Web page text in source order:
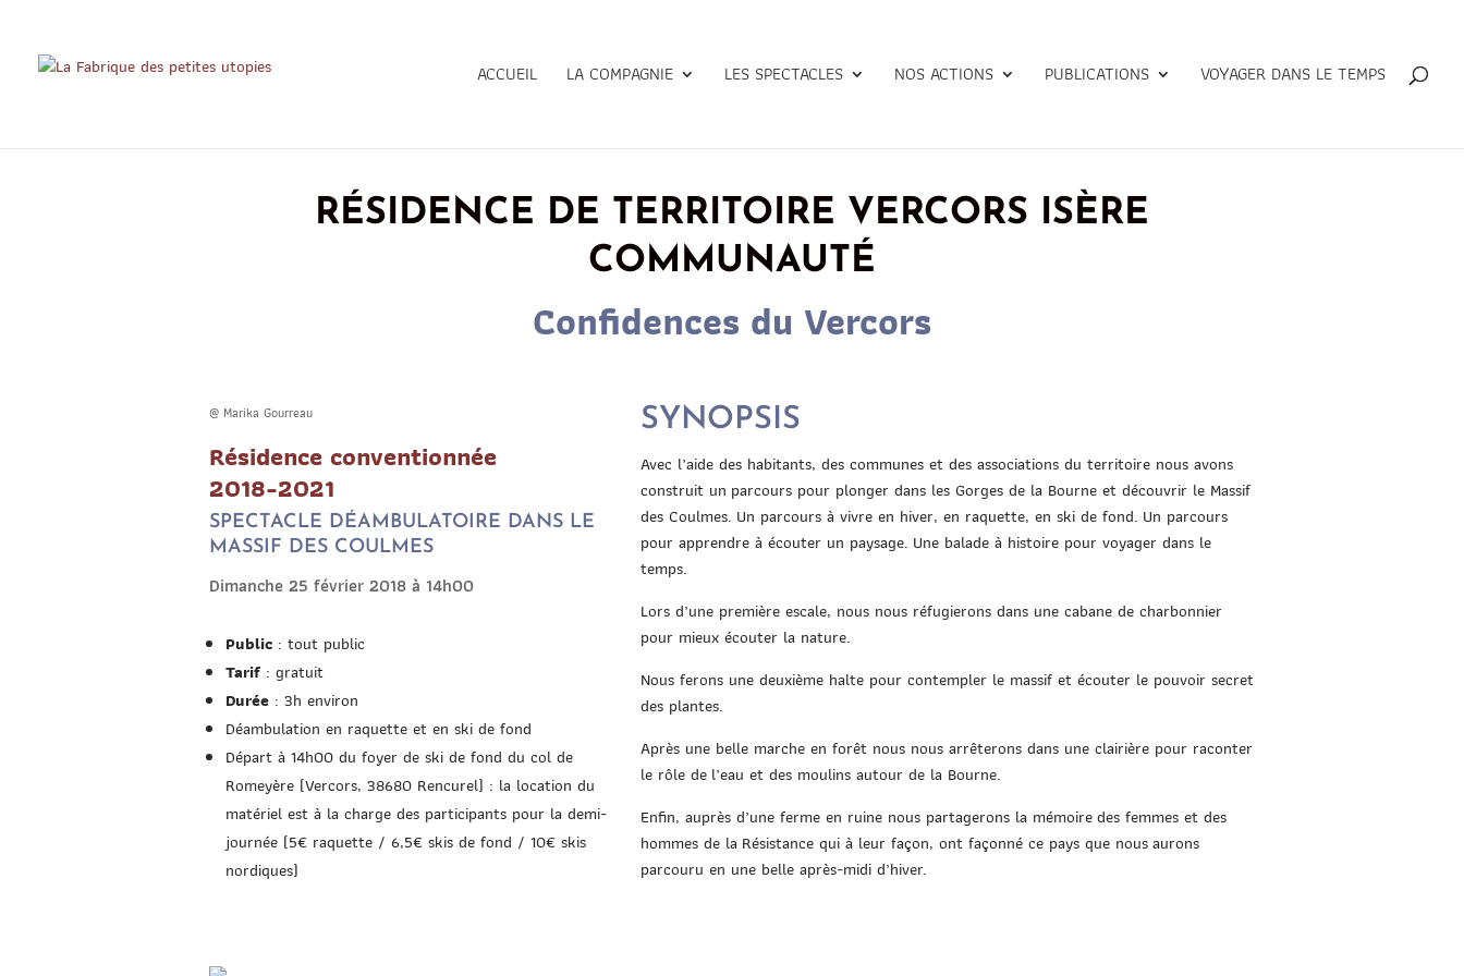
ACCUEIL LA COMPAGNIE LES SPECTACLES NOS ACTIONS PUBLICATIONS VOYAGER DANS LE TEMPS
RÉSIDENCE DE TERRITOIRE VERCORS ISÈRE
COMMUNAUTÉ
Confidences du Vercors
@ Marika Gourreau
Résidence conventionnée
2018-2021
SPECTACLE DÉAMBULATOIRE DANS LE
MASSIF DES COULMES
Dimanche 25 février 2018 à 14h00
Public : tout public
Tarif : gratuit
Durée : 3h environ
Déambulation en raquette et en ski de fond
Départ à 14h00 du foyer de ski de fond du col de
Romeyère (Vercors, 38680 Rencurel) : la location du
matériel est à la charge des participants pour la demi-
journée (5€ raquette / 6,5€ skis de fond / 10€ skis
nordiques)
SYNOPSIS
Avec l’aide des habitants, des communes et des associations du territoire nous avons
construit un parcours pour plonger dans les Gorges de la Bourne et découvrir le Massif
des Coulmes. Un parcours à vivre en hiver, en raquette, en ski de fond. Un parcours
pour apprendre à écouter un paysage. Une balade à histoire pour voyager dans le
temps.
Lors d’une première escale, nous nous réfugierons dans une cabane de charbonnier
pour mieux écouter la nature.
Nous ferons une deuxième halte pour contempler le massif et écouter le pouvoir secret
des plantes.
Après une belle marche en forêt nous nous arrêterons dans une clairière pour raconter
le rôle de l’eau et des moulins autour de la Bourne.
Enfin, auprès d’une ferme en ruine nous partagerons la mémoiredes femmes et des
hommes de la Résistance qui à leur façon, ont façonné ce pays que nousaurons
parcouru en une belle après-midi d’hiver.